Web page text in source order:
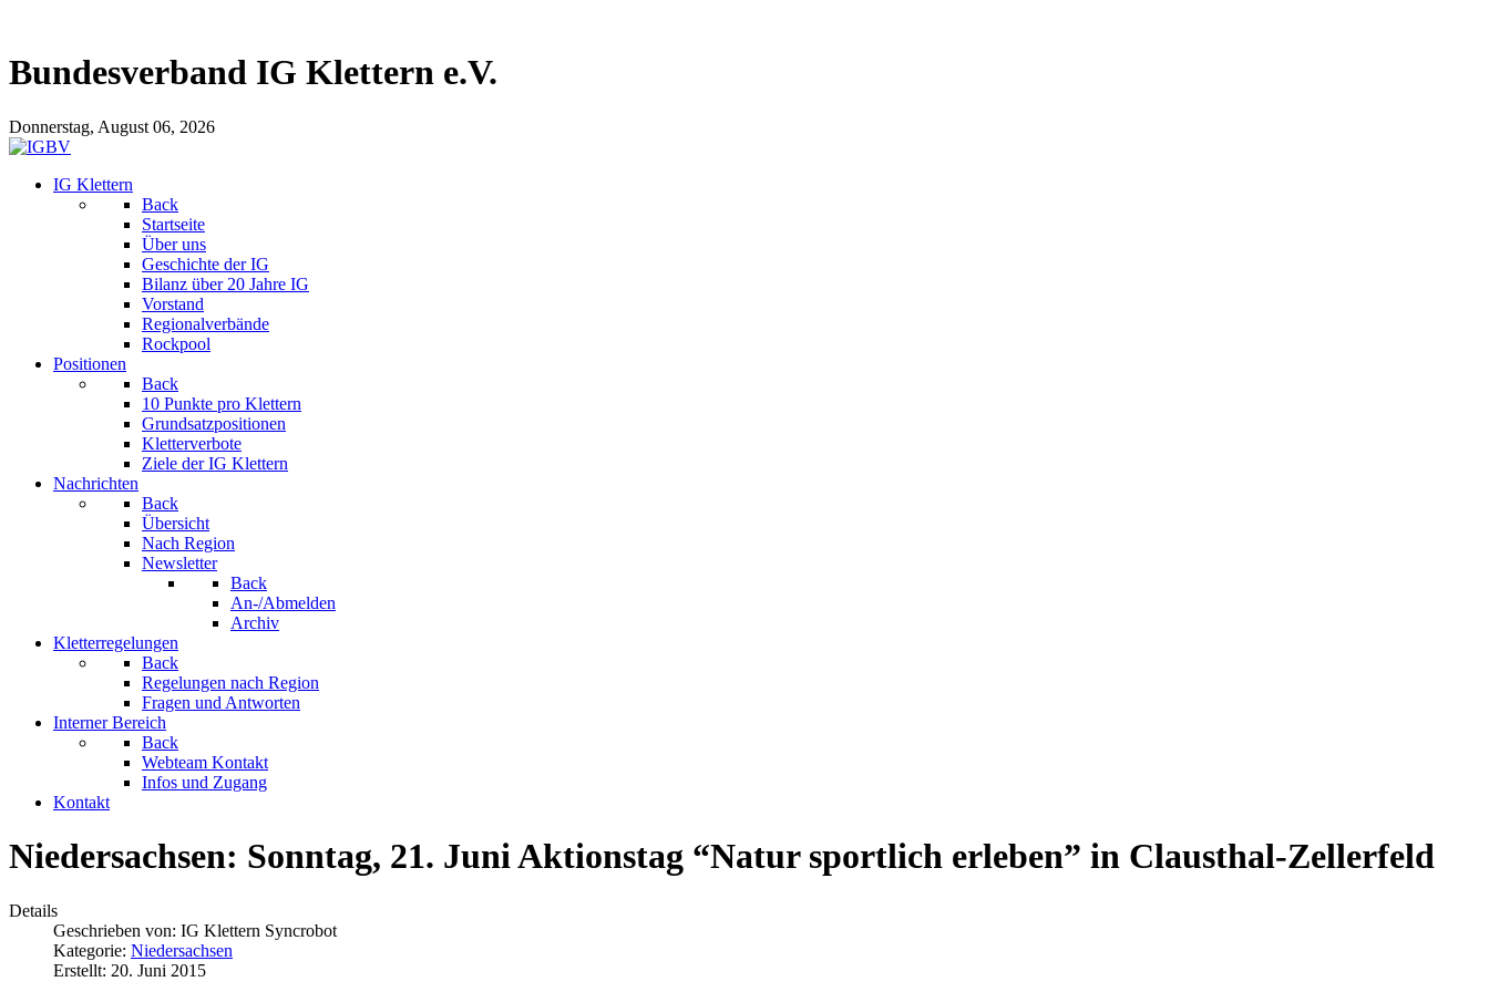
Bundesverband IG Klettern e.V.
Donnerstag, August 06, 2026
IG Klettern
Back
Startseite
Über uns
Geschichte der IG
Bilanz über 20 Jahre IG
Vorstand
Regionalverbände
Rockpool
Positionen
Back
10 Punkte pro Klettern
Grundsatzpositionen
Kletterverbote
Ziele der IG Klettern
Nachrichten
Back
Übersicht
Nach Region
Newsletter
Back
An-/Abmelden
Archiv
Kletterregelungen
Back
Regelungen nach Region
Fragen und Antworten
Interner Bereich
Back
Webteam Kontakt
Infos und Zugang
Kontakt
Niedersachsen: Sonntag, 21. Juni Aktionstag “Natur sportlich erleben” in Clausthal-Zellerfeld
Details
Geschrieben von: IG Klettern Syncrobot
Kategorie: Niedersachsen
Erstellt: 20. Juni 2015